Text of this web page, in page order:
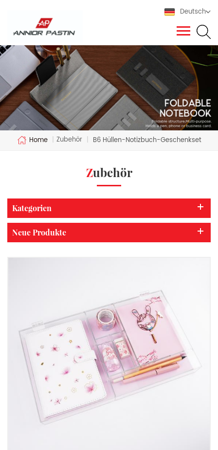
Deutsch
Home | Zubehör | B6 Hüllen-Notizbuch-Geschenkset
Zubehör
Kategorien
Neue Produkte